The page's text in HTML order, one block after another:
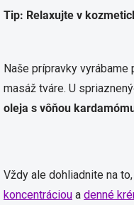
Tip: Relaxujte v
Naše prípravky
masáž tváre. U
oleja s vôňou
Vždy ale dohliadnite na
koncentráciou a denné